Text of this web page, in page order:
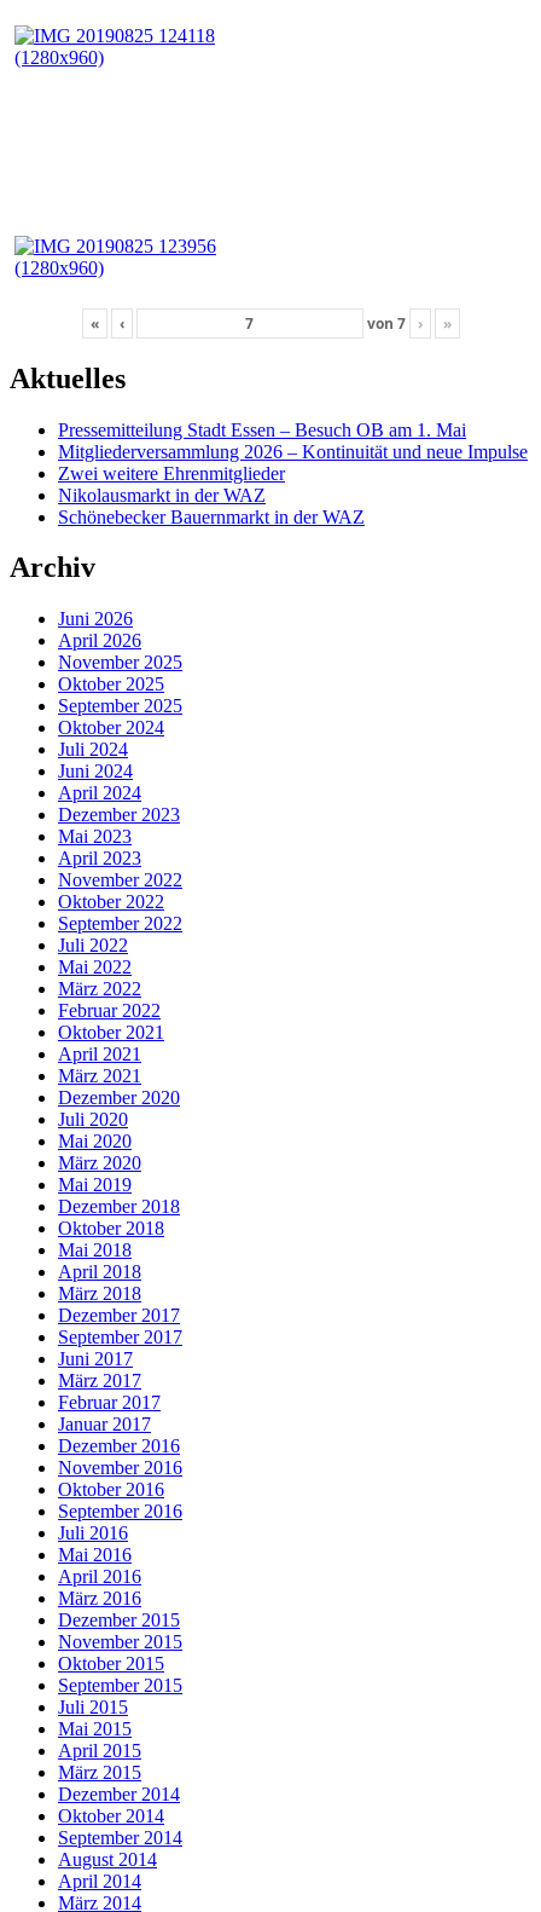
« ‹ von 7 › »
Aktuelles
Pressemitteilung Stadt Essen – Besuch OB am 1. Mai
Mitgliederversammlung 2026 – Kontinuität und neue Impulse
Zwei weitere Ehrenmitglieder
Nikolausmarkt in der WAZ
Schönebecker Bauernmarkt in der WAZ
Archiv
Juni 2026
April 2026
November 2025
Oktober 2025
September 2025
Oktober 2024
Juli 2024
Juni 2024
April 2024
Dezember 2023
Mai 2023
April 2023
November 2022
Oktober 2022
September 2022
Juli 2022
Mai 2022
März 2022
Februar 2022
Oktober 2021
April 2021
März 2021
Dezember 2020
Juli 2020
Mai 2020
März 2020
Mai 2019
Dezember 2018
Oktober 2018
Mai 2018
April 2018
März 2018
Dezember 2017
September 2017
Juni 2017
März 2017
Februar 2017
Januar 2017
Dezember 2016
November 2016
Oktober 2016
September 2016
Juli 2016
Mai 2016
April 2016
März 2016
Dezember 2015
November 2015
Oktober 2015
September 2015
Juli 2015
Mai 2015
April 2015
März 2015
Dezember 2014
Oktober 2014
September 2014
August 2014
April 2014
März 2014